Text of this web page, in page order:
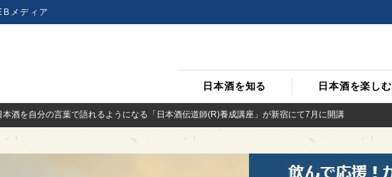
メディア
日本酒を知る 日本酒を楽しむ
本酒を自分の言葉で語れるようになる「日本酒伝道師(R)養成講座」が新宿にて7月に開講